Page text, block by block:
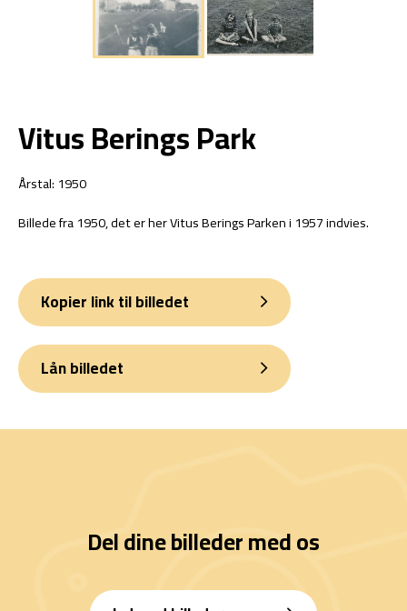
Vitus Berings Park
Årstal: 1950
Billede fra 1950, det er her Vitus Berings Parken i 1957 indvies.
Kopier link til billedet
Lån billedet
Del dine billeder med os